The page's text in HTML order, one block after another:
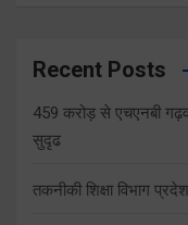
Recent Posts
459 करोड़ से एचएनबी
सुदृढ
तकनीकी शिक्षा विभाग